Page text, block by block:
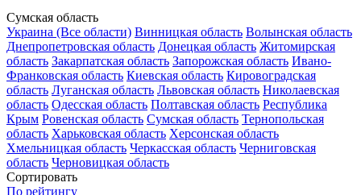
Сумская область
Украина (Все области) Винницкая область Волынская область
Днепропетровская область Донецкая область Житомирская
область Закарпатская область Запорожская область Ивано-
Франковская область Киевская область Кировоградская
область Луганская область Львовская область Николаевская
область Одесская область Полтавская область Республика
Крым Ровенская область Сумская область Тернопольская
область Харьковская область Херсонская область
Хмельницкая область Черкасская область Черниговская
область Черновицкая область
Сортировать
По рейтингу